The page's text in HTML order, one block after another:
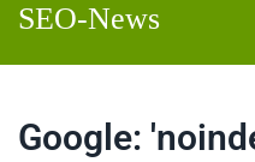
SEO-News
Google: